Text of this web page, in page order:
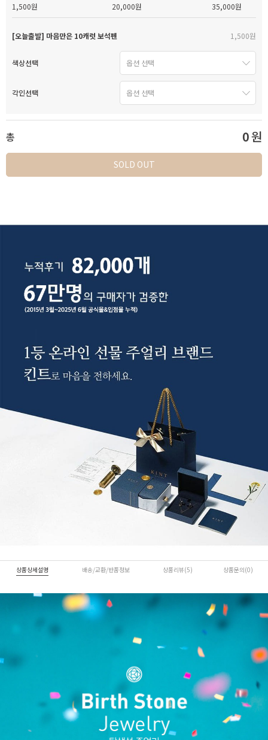
1,500원 20,000원 35,000원
[오늘출발] 마음만은 10캐럿 보석펜 1,500원
색상선택
각인선택
총 0원
SOLD OUT
상품상세설명 배송/교환/반품정보 상품리뷰(5) 상품문의(0)